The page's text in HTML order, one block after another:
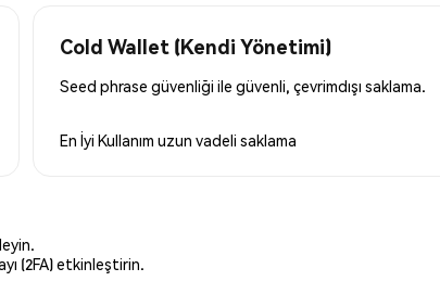
Cold Wallet (Kendi Yönetimi)
Seed phrase güvenliği ile güvenli, çevrimdışı saklama.
En İyi Kullanım uzun vadeli saklama
(2FA) etkinleştirin.